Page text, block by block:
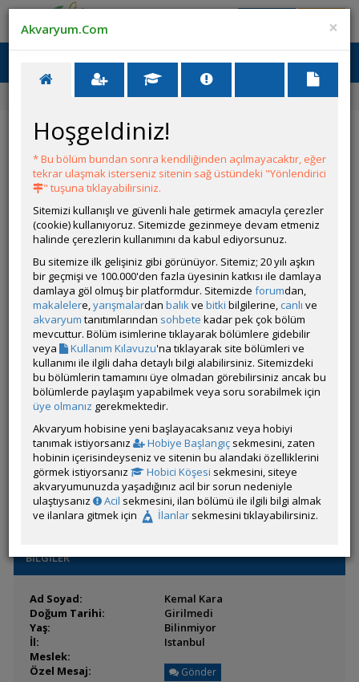
Ana Menü
Ana Sayfa
Forum Üye Profili
ÖZELLİKLER
Kullanıcı Adı:
karakemal
Kullanıcı Grubu:
Forum Üyesi
Geri Bildirimleri:
0 adet mevcut.
Aldığı Beğeni:
7
Hesap Durumu:
Aktif
Durumu:
Çevrim Dışı
Üyelik Tarihi:
19 Mart 2025 23:34
Son Ziyaret:
29 Haziran 2025 19:51
Toplam Mesaj:
13 [0.03 Gün Ortalaması]
Paylaşım Sayisı:
0 (Son 6 Ay)
İlan Sayisı:
Üyenin Mesaj ve İlanlarını Gör
Üyenin Açtığı Konuları Gör
Üyeden ÖM Almayı Engelle
BİLGİLER
Ad Soyad:
Kemal Kara
Doğum Tarihi:
Girilmedi
Yaş:
Bilinmiyor
İl:
Istanbul
Meslek:
Özel Mesaj:
Gönder
×
Akvaryum.Com
Hoşgeldiniz!
* Bu bölüm bundan sonra kendiliğinden açılmayacaktır, eğer
tekrar ulaşmak isterseniz sitenin sağ üstündeki "Yönlendirici
" tuşuna tıklayabilirsiniz.
Sitemizi kullanışlı ve güvenli hale getirmek amacıyla çerezler
(cookie) kullanıyoruz. Sitemizde gezinmeye devam etmeniz
halinde çerezlerin kullanımını da kabul ediyorsunuz.
Bu sitemize ilk gelişiniz gibi görünüyor. Sitemiz; 20 yılı aşkın
bir geçmişi ve 100.000'den fazla üyesinin katkısı ile damlaya
damlaya göl olmuş bir platformdur. Sitemizde forumdan,
makalelere,yarışmalardan balıkve bitki bilgilerine, canlı ve
akvaryum tanıtımlarından sohbete kadar pek çok bölüm
mevcuttur. Bölüm isimlerine tıklayarak bölümlere gidebilir
veya
Kullanım Kılavuzu'na tıklayarak site bölümleri ve
kullanımı ile ilgili daha detaylı bilgi alabilirsiniz. Sitemizdeki
bu bölümlerin tamamını üye olmadan görebilirsiniz ancak bu
bölümlerde paylaşım yapabilmek veya soru sorabilmek için
üye olmanız gerekmektedir.
Akvaryum hobisine yeni başlayacaksanız veya hobiyi
tanımak istiyorsanız
Hobiye Başlangıç sekmesini, zaten
hobinin içerisindeyseniz ve sitenin bu alandaki özelliklerini
görmek istiyorsanız
Hobici Köşesi sekmesini, siteye
akvaryumunuzda yaşadığınız acil bir sorun nedeniyle
ulaştıysanız
Acil sekmesini, ilan bölümü ile ilgili bilgi almak
ve ilanlara gitmek için
İlanlar sekmesini tıklayabilirsiniz.